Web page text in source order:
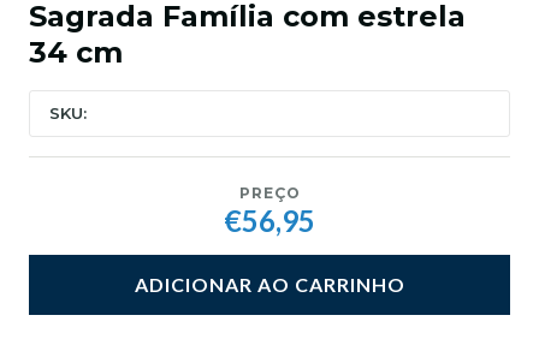
Sagrada Família com estrela
34 cm
SKU:
PREÇO
€56,95
ADICIONAR AO CARRINHO